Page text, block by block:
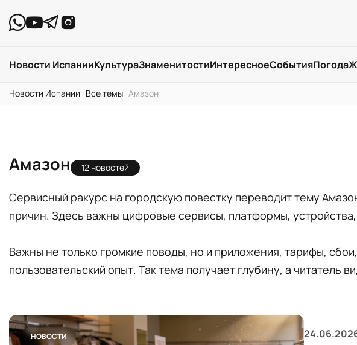
Новости ИспанииКультураЗнаменитостиИнтересноеСобытияПогода
Новости Испании Все темы Амазон
Амазон 12 новостей
Сервисный ракурс на городскую повестку переводит тему
причин. Здесь важны цифровые сервисы, платформы,
Важны не только громкие поводы, но и приложения, тарифы,
пользовательский опыт. Так тема получает глубину, а читатель
НОВОСТИ